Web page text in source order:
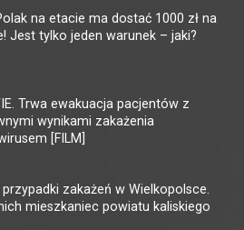
na etacie ma dostać 1000 zł na
Jest tylko jeden warunek – jaki?
Trwa ewakuacja pacjentów z
wynikami zakażenia
[FILM]
przypadki zakażeń w Wielkopolsce.
mieszkaniec powiatu kaliskiego